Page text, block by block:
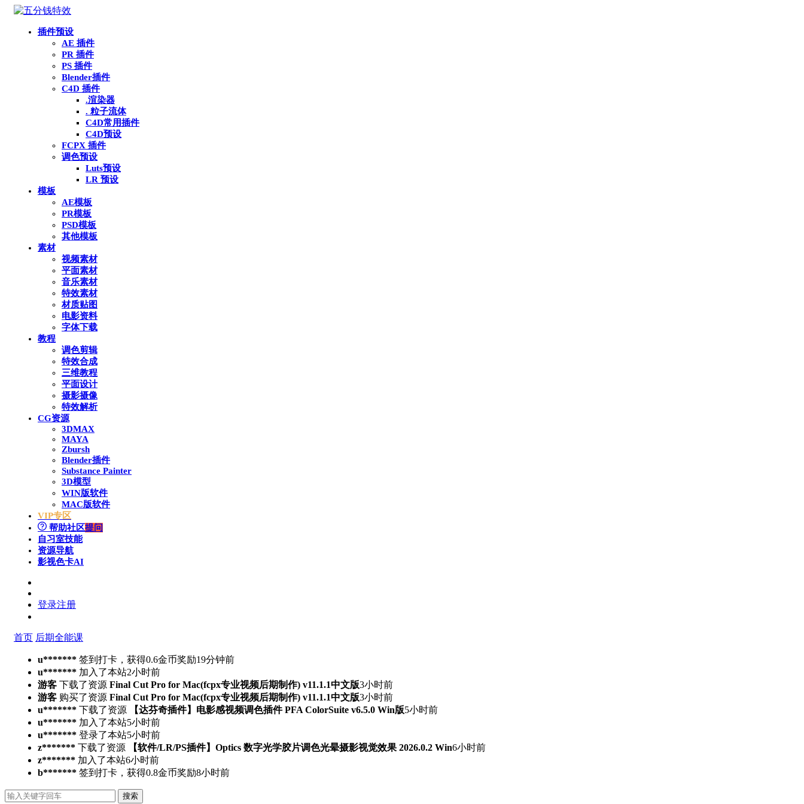
插件预设
AE 插件
PR 插件
PS 插件
Blender插件
C4D 插件
.渲染器
. 粒子流体
C4D常用插件
C4D预设
FCPX 插件
调色预设
Luts预设
LR 预设
模板
AE模板
PR模板
PSD模板
其他模板
素材
视频素材
平面素材
音乐素材
特效素材
材质贴图
电影资料
字体下载
教程
调色剪辑
特效合成
三维教程
平面设计
摄影摄像
特效解析
CG资源
3DMAX
MAYA
Zbursh
Blender插件
Substance Painter
3D模型
WIN版软件
MAC版软件
VIP专区
帮助社区提问
自习室技能
资源导航
影视色卡AI
登录注册
首页 后期全能课
u******* 签到打卡，获得0.6金币奖励19分钟前
u******* 加入了本站2小时前
游客 下载了资源 Final Cut Pro for Mac(fcpx专业视频后期制作) v11.1.1中文版3小时前
游客 购买了资源 Final Cut Pro for Mac(fcpx专业视频后期制作) v11.1.1中文版3小时前
u******* 下载了资源 【达芬奇插件】电影感视频调色插件 PFA ColorSuite v6.5.0 Win版5小时前
u******* 加入了本站5小时前
u******* 登录了本站5小时前
z******* 下载了资源 【软件/LR/PS插件】Optics 数字光学胶片调色光晕摄影视觉效果 2026.0.2 Win6小时前
z******* 加入了本站6小时前
b******* 签到打卡，获得0.8金币奖励8小时前
搜索